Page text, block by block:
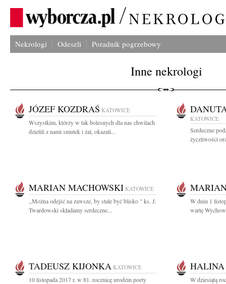
Nekrologi Odeszli Poradnik pogrzebowy
Inne nekrologi
JÓZEF KOZDRAŚ KATOWICE
Wszystkim, którzy w tak bolesnych dla nas chwilach
dzielili z nami smutek i żal, okazali...
KATOWICE
Serdeczne
życzliwości
MARIAN MACHOWSKI KATOWICE
,,Można odejść na zawsze, by stale być blisko " ks. J.
Twardowski składamy serdeczne...
W dniu 1
wartę
TADEUSZ KIJONKA KATOWICE
10 listopada 2017 r. w 81. rocznicę urodzin poety
W dziesiątą